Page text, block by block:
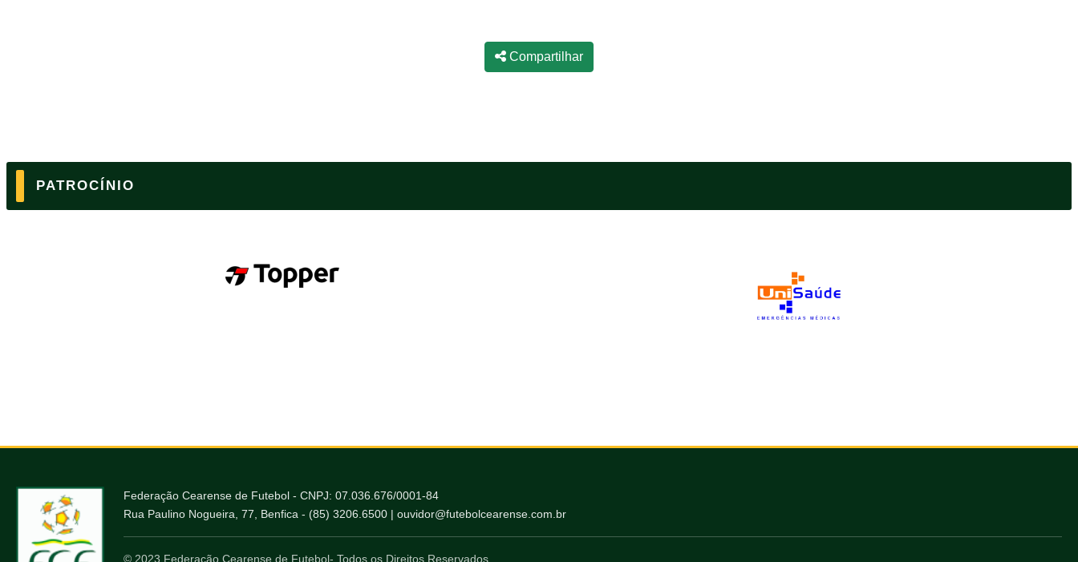
Compartilhar
PATROCÍNIO
Federação Cearense de Futebol - CNPJ: 07.036.676/0001-84
Rua Paulino Nogueira, 77, Benfica - (85) 3206.6500 | ouvidor@futebolcearense.com.br
© 2023 Federação Cearense de Futebol- Todos os Direitos Reservados